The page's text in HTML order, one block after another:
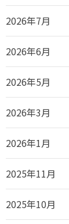
2026年7月
2026年6月
2026年5月
2026年3月
2026年1月
2025年11月
2025年10月